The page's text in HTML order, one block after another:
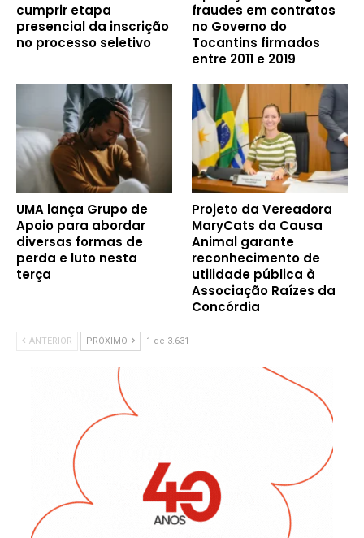
cumprir etapa
presencial da inscrição
no processo seletivo
fraudes em contratos
no Governo do
Tocantins firmados
entre 2011 e 2019
UMA lança Grupo de
Apoio para abordar
diversas formas de
perda e luto nesta
terça
Projeto da Vereadora
MaryCats da Causa
Animal garante
reconhecimento de
utilidade pública à
Associação Raízes da
Concórdia
ANTERIOR PRÓXIMO 1 de 3.631